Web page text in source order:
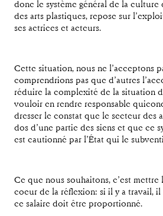
donc le système général de la culture
des arts plastiques, repose sur
ses actrices et acteurs.
Cette situation, nous ne l’acceptons
comprendrions pas que d’autres
réduire la complexité de la situation
vouloir en rendre responsable
dresser le constat que le secteur des
dos d’une partie des siens et que ce
est cautionné par l’État qui le
Ce que nous souhaitons, c’est
coeur de la réflexion: si il y a travail,
ce salaire doit être proportionné.